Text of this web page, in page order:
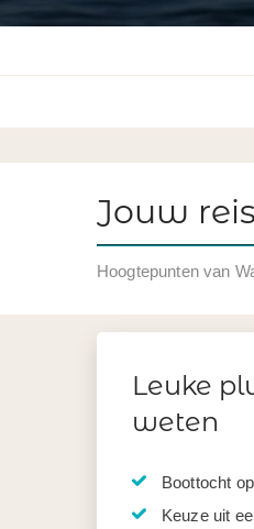
Jouw reis
Hoogtepunten van
Leuke
weten
Boottocht
Keuze uit